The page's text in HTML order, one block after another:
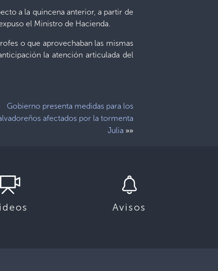
a la quincena anterior, a partir de
el Ministro de Hacienda.
o que aprovechaban las mismas
la atención articulada del
Gobierno presenta medidas para los
afectados por la tormenta
Julia »»
Avisos